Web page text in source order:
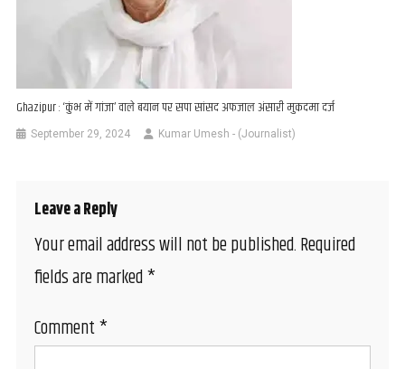
Ghazipur : ‘कुंभ में गांजा’ वाले बयान पर सपा सांसद अफजाल अंसारी मुकदमा दर्ज
September 29, 2024 Kumar Umesh - (Journalist)
Leave a Reply
Your email address will not be published.Required
fields are marked*
Comment*